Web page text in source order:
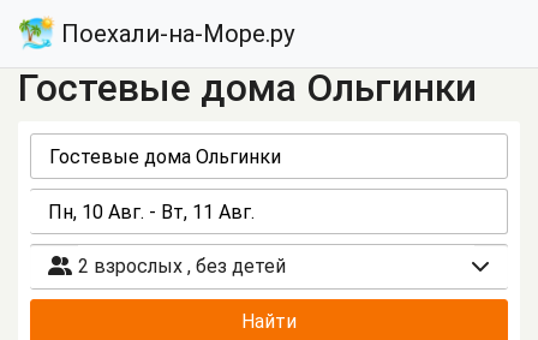
Поехали-на-Море.ру
Гостевые дома Ольгинки
2 взрослых , без детей
Найти